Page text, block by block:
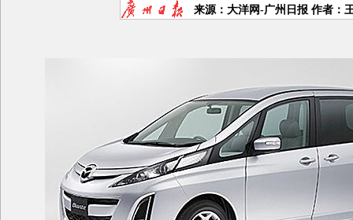
来源：大洋网-广州日报 作者：